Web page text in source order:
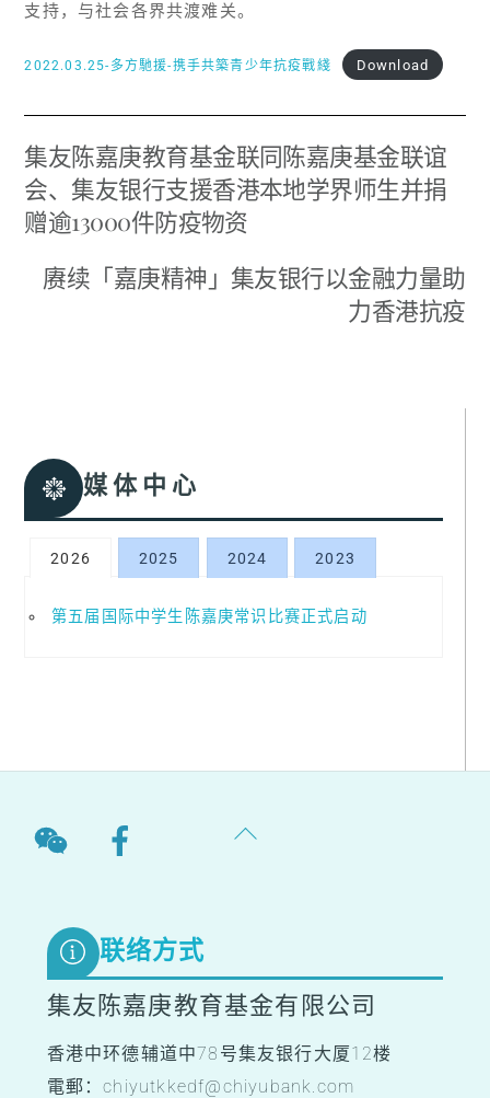
支持，与社会各界共渡难关。
2022.03.25-多方馳援-携手共築青少年抗疫戰綫 Download
集友陈嘉庚教育基金联同陈嘉庚基金联谊
会、集友银行支援香港本地学界师生并捐
赠逾13000件防疫物资
赓续「嘉庚精神」集友银行以金融力量助
力香港抗疫
媒体中心
2026 2025 2024 2023
第五届国际中学生陈嘉庚常识比赛正式启动
Back
联络方式
集友陈嘉庚教育基金有限公司
香港中环德辅道中78号集友银行大厦12楼
電郵：chiyutkkedf@chiyubank.com